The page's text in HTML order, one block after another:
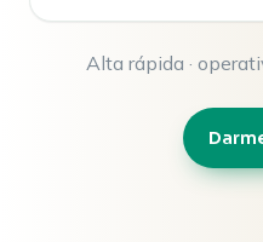
Alta rápida ·